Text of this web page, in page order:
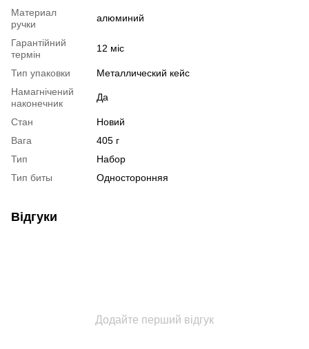
Материал
ручки
алюминий
Гарантійний
термін
12 міс
Тип упаковки
Металлический кейс
Намагнічений
наконечник
Да
Стан
Новий
Вага
405 г
Тип
Набор
Тип биты
Односторонняя
Відгуки
Додайте перший відгук